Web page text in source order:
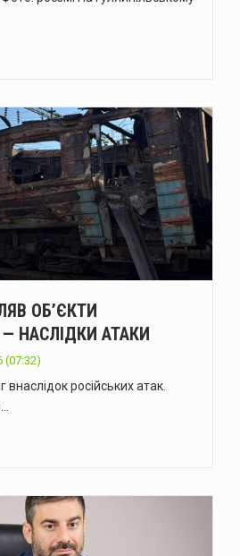
ОБʼЄКТИ
НАСЛІДКИ АТАКИ
(07:32)
російських атак.